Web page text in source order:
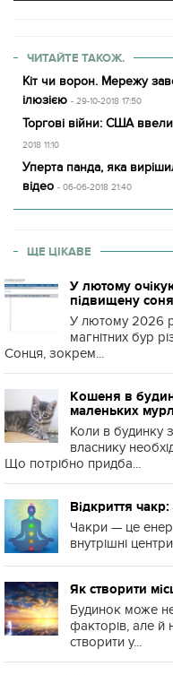
ЧИТАЙТЕ ТАКОЖ.
Кіт чи ворон. Мережу
ілюзією - 29-10-2018 17:50
Торгові війни: США
2018 11:10
Уперта панда, яка
відео - 06-06-2018 21:40
ЩЕ ЦІКАВЕ
У лютому
підвищену
У лютому 2026
магнітних бур
Сонця, зокрем...
Кошеня в
маленьких
Коли в будинку
власнику
Що потрібно придба...
Відкриття
Чакри — це
внутрішні
Як створити
Будинок може не
факторів, але й
створити у...